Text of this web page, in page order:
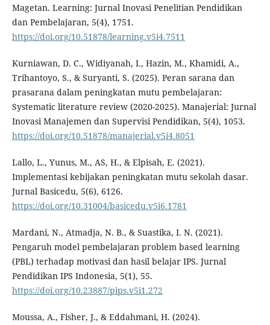
Magetan. Learning: Jurnal Inovasi Penelitian Pendidikan
dan Pembelajaran, 5(4), 1751.
https://doi.org/10.51878/learning.v5i4.7511
Kurniawan, D. C., Widiyanah, I., Hazin, M., Khamidi, A.,
Trihantoyo, S., & Suryanti, S. (2025). Peran sarana dan
prasarana dalam peningkatan mutu pembelajaran:
Systematic literature review (2020-2025). Manajerial: Jurnal
Inovasi Manajemen dan Supervisi Pendidikan, 5(4), 1053.
https://doi.org/10.51878/manajerial.v5i4.8051
Lallo, L., Yunus, M., AS, H., & Elpisah, E. (2021).
Implementasi kebijakan peningkatan mutu sekolah dasar.
Jurnal Basicedu, 5(6), 6126.
https://doi.org/10.31004/basicedu.v5i6.1781
Mardani, N., Atmadja, N. B., & Suastika, I. N. (2021).
Pengaruh model pembelajaran problem based learning
(PBL) terhadap motivasi dan hasil belajar IPS. Jurnal
Pendidikan IPS Indonesia, 5(1), 55.
https://doi.org/10.23887/pips.v5i1.272
Moussa, A., Fisher, J., & Eddahmani, H. (2024).